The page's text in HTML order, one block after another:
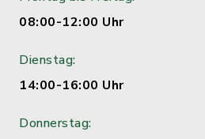
08:00-12:00 Uhr
Dienstag:
14:00-16:00 Uhr
Donnerstag: